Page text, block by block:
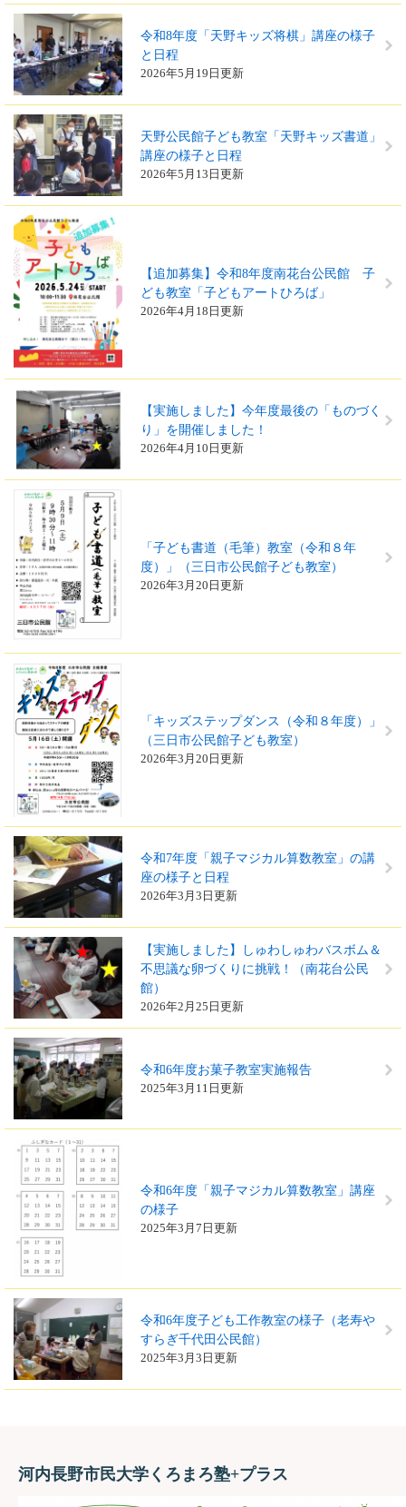
令和8年度「天野キッズ将棋」講座の様子
と日程
2026年5月19日更新
天野公民館子ども教室「天野キッズ書道」
講座の様子と日程
2026年5月13日更新
【追加募集】令和8年度南花台公民館 子
ども教室「子どもアートひろば」
2026年4月18日更新
【実施しました】今年度最後の「ものづく
り」を開催しました！
2026年4月10日更新
「子ども書道（毛筆）教室（令和８年
度）」（三日市公民館子ども教室）
2026年3月20日更新
「キッズステップダンス（令和８年度）」
（三日市公民館子ども教室）
2026年3月20日更新
令和7年度「親子マジカル算数教室」の講
座の様子と日程
2026年3月3日更新
【実施しました】しゅわしゅわバスボム＆
不思議な卵づくりに挑戦！（南花台公民
館）
2026年2月25日更新
令和6年度お菓子教室実施報告
2025年3月11日更新
令和6年度「親子マジカル算数教室」講座
の様子
2025年3月7日更新
令和6年度子ども工作教室の様子（老寿や
すらぎ千代田公民館）
2025年3月3日更新
河内長野市民大学くろまろ塾+プラス